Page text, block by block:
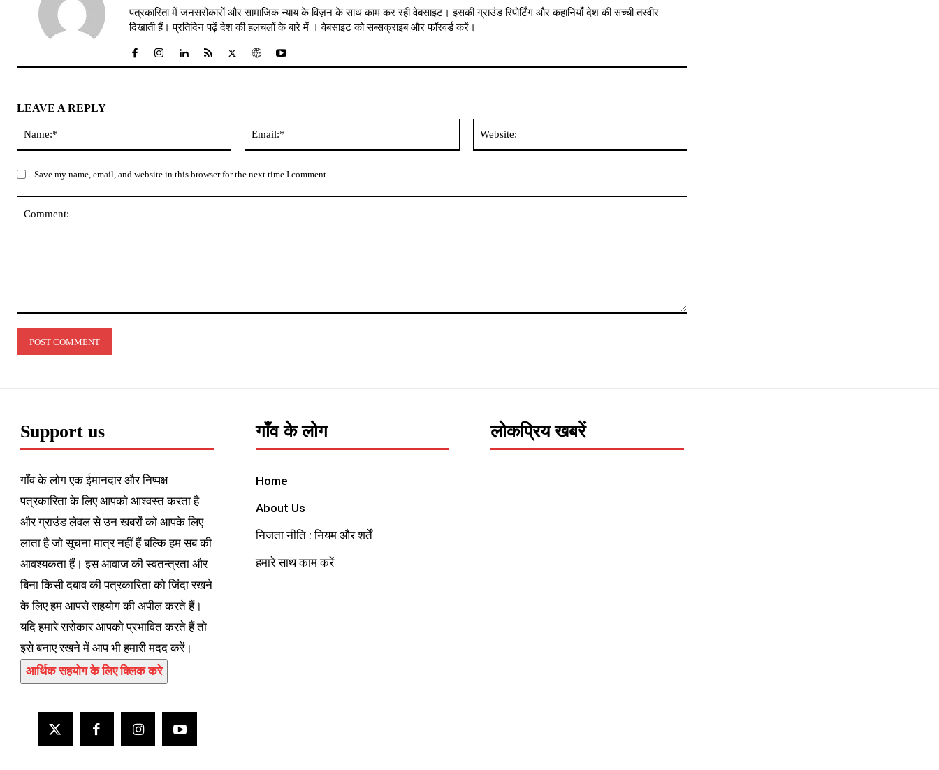
पत्रकारिता में जनसरोकारों और सामाजिक न्याय के विज़न के साथ काम कर रही वेबसाइट। इसकी ग्राउंड रिपोर्टिंग और कहानियाँ देश की सच्ची तस्वीर
दिखाती हैं। प्रतिदिन पढ़ें देश की हलचलों के बारे में । वेबसाइट को सब्सक्राइब और फॉरवर्ड करें।
LEAVE A REPLY
Save my name, email, and website in this browser for the next time I comment.
Support us
गाँव के लोग एक ईमानदार और निष्पक्ष
पत्रकारिता के लिए आपको आश्वस्त करता है
और ग्राउंड लेवल से उन खबरों को आपके लिए
लाता है जो सूचना मात्र नहीं हैं बल्कि हम सब की
आवश्यकता हैं। इस आवाज की स्वतन्त्रता और
बिना किसी दबाव की पत्रकारिता को जिंदा रखने
के लिए हम आपसे सहयोग की अपील करते हैं।
यदि हमारे सरोकार आपको प्रभावित करते हैं तो
इसे बनाए रखने में आप भी हमारी मदद करें।
आर्थिक सहयोग के लिए क्लिक करे
गाँव के लोग
Home
About Us
निजता नीति : नियम और शर्तें
हमारे साथ काम करें
लोकप्रिय खबरें